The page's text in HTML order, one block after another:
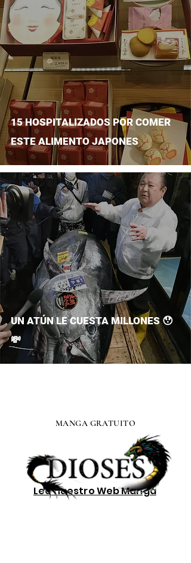
15 HOSPITALIZADOS POR COMER
ESTE ALIMENTO JAPONES
UN ATÚN LE CUESTA MILLONES 😯
💸
Lee nuestroWeb Manga
MANGA GRATUITO